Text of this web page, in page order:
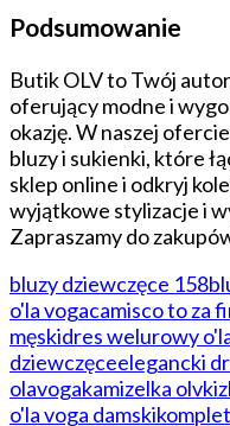
Podsumowanie
Butik OLV to Twój
oferujący modne i
okazję. W naszej
bluzy i sukienki, które
sklep online i odkryj
wyjątkowe stylizacje i
Zapraszamy do
bluzy dziewczęce 158
o'la vogacamisco to za
męskidres welurowy
dziewczęceelegancki
olavogakamizelka olvkiz
o'la voga damski